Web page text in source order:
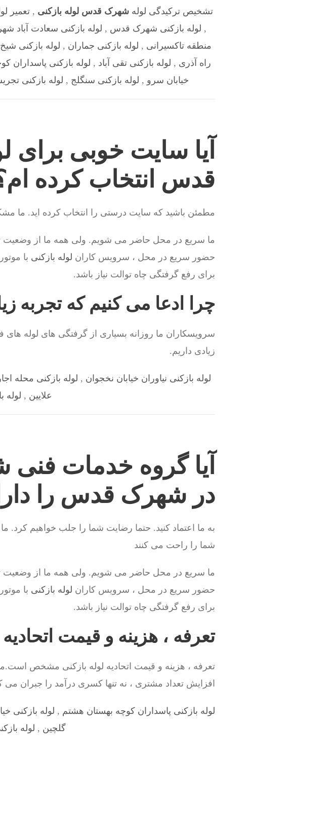
تشخیص ترکیدگی لوله شهرک قدس لوله بازکنی , تعمیر
, لوله بازکنی شهرک قدس , لوله بازکنی سعادت آباد شهرک
منطقه تاکسیرانی , لوله بازکنی جماران , لوله بازکنی
راه آذری , لوله بازکنی تقی آباد , لوله بازکنی پاسداران
خیابان سرو , لوله بازکنی سنگلج , لوله بازکنی
آیا سایت خوبی برای
قدس انتخاب کرده
مطمئن باشید که سایت درستی را انتخاب کرده اید. ما
ما سریع در محل حاضر می شویم. ولی همه ما از وضعیت
حضور سریع در محل ، سرویس کاران لوله بازکنی با
برای رفع گرفتگی چاه توالت نیاز باشد.
چرا ادعا می کنیم که تجربه
سرویسکاران ما روزانه بسیاری از گرفتگی های لوله های
زیادی داریم.
لوله بازکنی نیاوران خیابان نخجوان , لوله بازکنی محله
علایین , لوله
آیا گروه خدمات فنی
در شهرک قدس را
به ما اعتماد کنید. حتما رضایت شما را جلب خواهیم کرد.
شما را راحت می کنند
ما سریع در محل حاضر می شویم. ولی همه ما از وضعیت
حضور سریع در محل ، سرویس کاران لوله بازکنی با
برای رفع گرفتگی چاه توالت نیاز باشد.
تعرفه ، هزینه و قیمت
تعرفه ، هزینه و قیمت اتحادیه لوله بازکنی مشخص
افزایش تعداد مشتری ، نه تنها کسری درآمد را جبران می
لوله بازکنی پاسداران کوچه بهستان هشتم , لوله بازکنی
گلچین , لوله